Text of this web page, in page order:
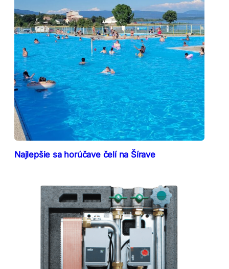
Najlepšie sa horúčave čelí na Šírave